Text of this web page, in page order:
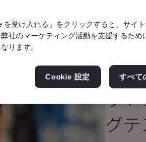
ノ
ット
グ
を受け入れる」をクリックすると、サイ
社のマーケティング活動を支援するた
ります。
Cookie 設定 すべて